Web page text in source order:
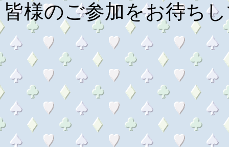
皆様のご参加をお待ち